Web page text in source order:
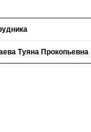
Туяна Прокопьевна